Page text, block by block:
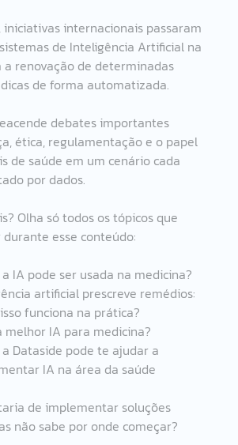
iniciativas internacionais passaram
de Inteligência Artificial na
a renovação de determinadas
de forma automatizada.
debates importantes
ética, regulamentação e o papel
de saúde em um cenário cada
por dados.
Olha só todos os tópicos que
esse conteúdo:
IA pode ser usada na medicina?
artificial prescreve remédios:
funciona na prática?
melhor IA para medicina?
Dataside pode te ajudar a
IA na área da saúde
de implementar soluções
não sabe por onde começar?